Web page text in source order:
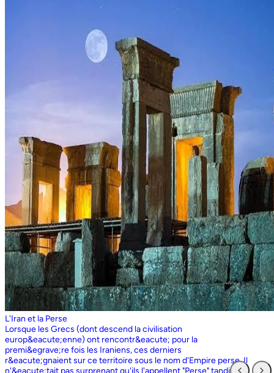
L'Iran et la Perse
Lorsque les Grecs (dont descend la civilisation europ&eacute;enne) ont rencontr&eacute; pour la premi&egrave;re fois les Iraniens, ces derniers r&eacute;gnaient sur ce territoire sous le nom d'Empire perse. Il n'&eacute;tait pas surprenant qu'ils l'appellent "Perse" tandis que les Perses, qui sont entr&eacute;s en contact pour la premi&egrave;re fois avec les Grecs ioniens, appelaient l'ensemble du territoire grec "Ionie". Aujourd'hui encore, les Iraniens utilisent le nom d'Ionie pour d&eacute;signer la Gr&egrave;ce (Yunan). La Perse ne faisait partie de l'Iran que dans la mesure o&ugrave; les Perses constituaient une partie du peuple iranien. Pourtant, elle avait parfois un sens encore plus large que l'Iran, car ce que l'on appelait historiquement la Perse ou l'empire perse comprenait non seulement un territoire beaucoup plus vaste que l'Iran actuel, mais aussi des pays et des peuples non iraniens comme l'&Eacute;gypte. "Perse" est rest&eacute; le terme europ&eacute;en pour l'Iran jusqu'en 1935, date &agrave; laquelle le gouvernement iranien a insist&eacute; pour que tous les pays appellent officiellement le pays par ce dernier nom. Mais le terme "Perse" a surv&eacute;cu et, encore aujourd'hui, pour de nombreux Occidentaux, la "Perse" a une connotation historique et culturelle beaucoup plus large que celle v&eacute;hicul&eacute;e par le terme "Iran", qu'ils confondaient parfois avec l'Irak. Beaucoup ne savent plus que l'Iran et la Perse sont la m&ecirc;me chose, pensant que l'Iran est aussi un pays arabe ! L'Iran actuel fait partie du plateau iranien, beaucoup plus vaste, dont l'ensemble a parfois fait partie de l'empire perse. Le pays est vaste, plus grand que le Royaume-Uni, la France, l'Espagne et l'Allemagne r&eacute;unis. Il est accident&eacute; et aride et, &agrave; l'exception de deux r&eacute;gions de plaine, il est constitu&eacute; de montagnes et de d&eacute;serts. Il y a deux grandes rang&eacute;es de montagnes, l'Alborz au nord, qui s'&eacute;tend du Caucase au nord-ouest jusqu'au Khorasan &agrave; l'est, et le Zagros, qui s'&eacute;tend de l'ouest au sud-est. Les grands d&eacute;serts, Dasht-e-Kavir et Dasht-e-Lut, tous deux situ&eacute;s &agrave; l'est, sont pratiquement inhabitables. Les deux r&eacute;gions de plaine sont le littoral de la mer Caspienne, qui se trouve au-dessous du niveau de la mer, a un climat subtropical et est couvert de for&ecirc;ts tropicales, et la plaine du Khuzestan au sud-ouest, qui est une continuation des terres fertiles de la M&eacute;sopotamie et est arros&eacute;e par le seul grand fleuve d'Iran, le Karun. Ainsi, la terre est abondante mais l'eau est rare, contrairement &agrave; un pays comme la Hollande o&ugrave; la terre est rare mais l'eau abondante. La raret&eacute; de l'eau a jou&eacute; un r&ocirc;le majeur non seulement en influen&ccedil;ant la nature et les syst&egrave;mes de l'agriculture iranienne, mais aussi un certain nombre de facteurs sociologiques cl&eacute;s, y compris la cause et la nature des &Eacute;tats iraniens. L'&eacute;tendue des montagnes et du d&eacute;sert a naturellement divis&eacute; la population iranienne en groupes relativement isol&eacute;s. Mais l'aridit&eacute; a jou&eacute; un r&ocirc;le encore plus important &agrave; cet &eacute;gard, et ce au niveau des plus petites unit&eacute;s sociales. Dans la majeure partie du pays, l'agriculture et l'&eacute;levage du b&eacute;tail n'&eacute;taient possibles que l&agrave; o&ugrave; l'eau de pluie naturelle, un petit ruisseau, un canal d'eau souterrain, appel&eacute; Qanat, ou une combinaison de ces &eacute;l&eacute;ments fournissait l'approvisionnement minimal n&eacute;cessaire en eau. Le Qanat ou Kariz est un d&eacute;veloppement ing&eacute;nieux des temps anciens, qui remonte &agrave; bien avant la fondation de l'empire perse. &Agrave; partir d'une nappe phr&eacute;atique existante dans les hautes terres, un tunnel est creus&eacute; sous le sol, en pente descendante vers les basses terres (pr&egrave;s des fermes environnantes) o&ugrave; il remonte &agrave; la surface. L'eau qui s'&eacute;coule de la source par gravit&eacute; est ensuite distribu&eacute;e par d'&eacute;troits canaux l&agrave; o&ugrave; elle est n&eacute;cessaire pour l'irrigation et d'autres usages. Le peuple iranien &Agrave; l'origine, les Iraniens &eacute;taient plus une ethnie qu'une nation et les perses se comptaient comme un groupe parmi un bon nombre des Iraniens. A part le pays qui s'appelle aujourd'hui l'Iran, l'Afghanistan et le Tadjikistan appartiennent &eacute;galement &agrave; un territoire iranien plus large dans leurs concepts historiques et culturels. En plus la domaine culturelle iranienne d&eacute;passe encore plus loin que la fronti&egrave;re de l&rsquo;ensemble de ces trois pays et s'&eacute;tendant jusqu&rsquo;au cot&eacute; nordique de l'Inde, l'Ouzb&eacute;kistan, le Turkm&eacute;nistan, le Caucase et l'Anatolie : Aujourd&rsquo;hui , c&rsquo;est ce que l&rsquo;on appelle &lsquo;&rsquo; Monde Persan&rsquo;&rsquo; La langue persane est une des langues iraniennes, alors qu&rsquo;il en existe d'autres vari&eacute;t&eacute;s dont le kurde et le pashto. En Iran, certaines langues locales sont encore parl&eacute;es en tant que des langues vivantes tandis que d&rsquo;autre langues r&eacute;gionales que l&rsquo;iranienne sont &eacute;galement parl&eacute;s en Iran tels que le turc et l&rsquo;arabe. En plus, d'autres formats de la langue persane sont parl&eacute;es en Afghanistan et au Tadjikistan, si bien que les r&eacute;sidents dans ces trois pays arrivent &agrave; se comprendre lors de la conversation et de la communication litt&eacute;raire. Egalement d'autres dialectes persans sont parl&eacute;s en Iran. A vraie dire , n&rsquo;importe quel argument &agrave; propos de l&rsquo;histoire de l&rsquo;Iran, de son &eacute;conomie et de sa politique ne serait pas raisonnable sauf qu&rsquo;on puisse tenir en compte les nomades qui ont &eacute;tabli leurs royaume &agrave; partir de l&rsquo;&eacute;poque des Perses au Qajars qui r&eacute;gnaient jusuq&rsquo;aux20&egrave;me si&egrave;cle. Suit &agrave; la recherches des p&acirc;turages encore plus verts et des sols fertils, diff&eacute;rents &eacute;thnies comme le turques, sont partis vers les r&eacute;gions au nord, nord-est et l&rsquo;est de la Perse . Apr&egrave;s avoir s&rsquo;h&eacute;berger , ils fallait qu&rsquo;ils se pr&eacute;par&egrave;rent pour faire face aux &eacute;nemies etrang&egrave;res . La s&egrave;cheresse, l&rsquo;aridit&eacute; et la densit&eacute; de la population dan leurs propres r&eacute;gions fut la cause de l&rsquo;immigration vers la Perse. D&rsquo;autre part la manqu&eacute; de la pluie et l&rsquo;aridit&eacute; en Iran causait la miragartion des gens vers des r&eacute;gions plus verts : ils se d&eacute;pla&ccedil;aient tous les ann&eacute;es, pour aller vers les r&eacute;gions o&ugrave; il faisait agr&eacute;able pendant l&rsquo;hiver et des r&eacute;gions o&ugrave; le climat faisait moins chaud au cours de l&rsquo;&eacute;t&eacute;. En comparaison avec les les s&eacute;dentaires, les nomades ont des puissances militaires et ils sont plus dynamiques, et plus nombreux que les villageoises qu'ils attaquaient. Ces particularit&eacute;s permettent &agrave; une tribu ou &agrave; un ensemble de tribus de faire diriger les autres vers la formation d&rsquo;un &eacute;tat central : Ensuite il faisait les n&eacute;cessaires pour collecter directement ou via un moyen indirect, la totalit&eacute; des produits agricoles exc&eacute;dentaires pour fournir les affaires financi&egrave;res. Ainsi il devient un &eacute;tat central et capable &agrave; taille de contr&ocirc;ler, d'administrer et de d&eacute;fendre ses vastes territoires. La plupart des souverains iraniens se d&eacute;pla&ccedil;aient la plupart du temps et cette caract&eacute;ristique est racin&eacute; dans leurs origines et leurs esprits. Par exemple les Ach&eacute;m&eacute;nides dirigeaient leurs trois capitales et se d&eacute;pla&ccedil;aient entre : Suse, Pers&eacute;polis et Ecbatane et parfois quatre si on fait inclure la Babylon. D&egrave;s le d&eacute;but ; tous les gouvernements iraniens jusqu&rsquo;au 20&egrave;me si&egrave;cle, on &eacute;t&eacute; fond&eacute;s par des tribus nomades et apr&egrave;s avoir &ecirc;tre uni au sein du gouvernement , il fallait se pr&eacute;parer pour faire face aux d&eacute;fis comme l&rsquo;invasion des nomades dans le pays et ceux qui pourraient attaquer depuis des terres au-del&agrave; des fronti&egrave;res. D'une mani&egrave;re historique, l'Iran a &eacute;t&eacute; le carrefour entre l'Asie et l'Europe, l'Est et l'Ouest. Les personnes, les biens ainsi que les croyances, les normes et produits culturels y sont pass&eacute;s, g&eacute;n&eacute;ralement d'est en ouest, mais pas toujours. L'influence orientale &eacute;tait telle que beaucoup des anciens mythes et l&eacute;gendes iraniens provenaient des terres orientales de l'Iran, bien que l'islam et les Arabes soient venus de la direction oppos&eacute;e. Cette situation g&eacute;ographique particuli&egrave;re a donn&eacute; lieu &agrave; ce que l'on peut appeler &laquo; l'effet carrefour &raquo;, &agrave; la fois d&eacute;stabilisant et enrichissant le pays ; rendant ses habitants hospitaliers et amicaux envers les &eacute;trangers et aussi tr&egrave;s conscients de leur particularit&eacute;. L'une des cons&eacute;quences de l'effet de carrefour est le fait que l'Iran est maintenant peupl&eacute; d&rsquo;une vari&eacute;t&eacute; de communaut&eacute;s ethniques et linguistiques incluant ceux dont la langue maternelle est le persan, ainsi que les Kurdes, les Turcs, les Arabes, les Baloutches, etc. On rencontre les Turcophones dans la r&eacute;gion Nord-ouest de l'Azerba&iuml;djan, aujourd'hui divis&eacute;e en plusieurs provinces, &agrave; la fronti&egrave;re de la Turquie et du Caucase. D'autres peuples turcophones, comme les Turkm&egrave;nes du Centre-nord-est et les tribus turcophones comm